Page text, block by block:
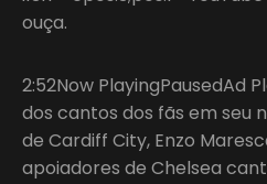
ouça.
2:52Now PlayingPausedAd
dos cantos dos fãs em seu
de Cardiff City, Enzo
apoiadores de Chelsea